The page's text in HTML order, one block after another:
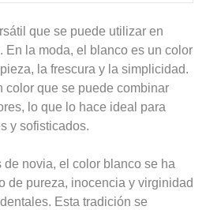
que se puede utilizar en
En la moda, el blanco es un color
la frescura y la simplicidad.
color que se puede combinar
lo que lo hace ideal para
y sofisticados.
de novia, el color blanco se ha
de pureza, inocencia y virginidad
Esta tradición se